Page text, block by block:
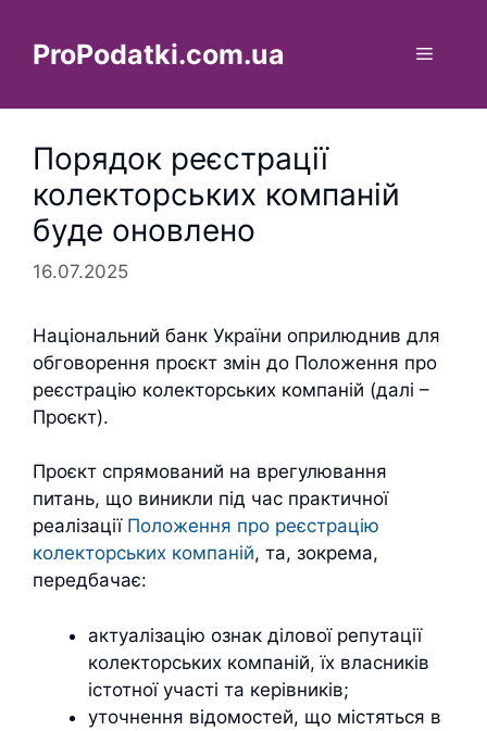
вмістуProPodatki.com.ua Меню
Порядок реєстрації
колекторських компаній
буде оновлено
16.07.2025
Національний банк України оприлюднив для
обговорення проєкт змін до Положення про
реєстрацію колекторських компаній (далі –
Проєкт).
Проєкт спрямований на врегулювання
питань, що виникли під час практичної
реалізації Положення про реєстрацію
колекторських компаній, та, зокрема,
передбачає:
актуалізацію ознак ділової репутації
колекторських компаній, їх власників
істотної участі та керівників;
уточнення відомостей, що містяться в